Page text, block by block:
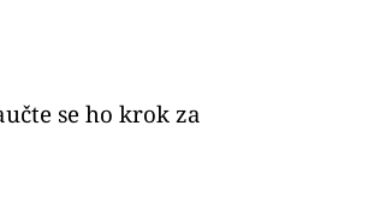
se ho krok za